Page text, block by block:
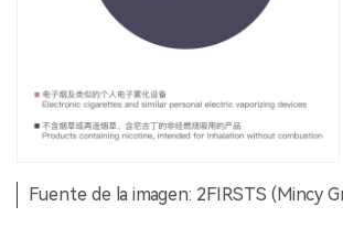
Fuente de la imagen: 2FIRSTS (Mincy